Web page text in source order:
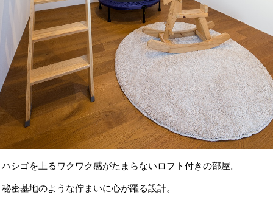
ハシゴを上るワクワク感がたまらないロフト付きの部屋。
秘密基地のような佇まいに心が躍る設計。